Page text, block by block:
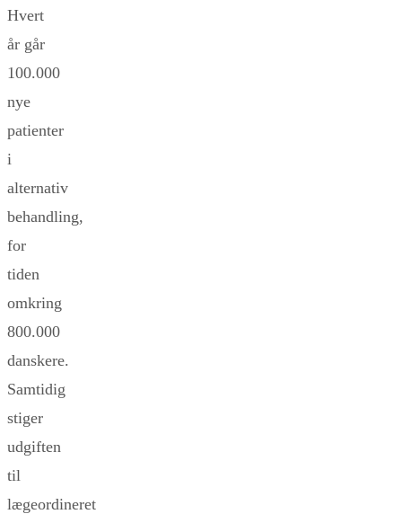
Hvert
år går
100.000
nye
patienter
i
alternativ
behandling,
for
tiden
omkring
800.000
danskere.
Samtidig
stiger
udgiften
til
lægeordineret